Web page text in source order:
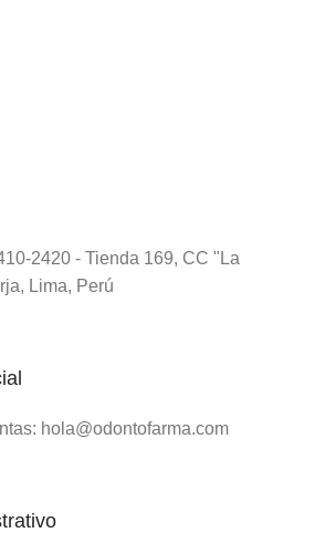
2420 - Tienda 169, CC "La
Lima, Perú
hola@odontofarma.com